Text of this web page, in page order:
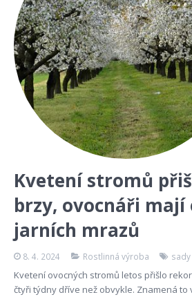
Kvetení stromů
brzy, ovocnáři mají
jarních mrazů
8. 4. 2024 Rostlinná výroba sady
Kvetení ovocných stromů letos přišlo
čtyři týdny dříve než obvykle. Znamená